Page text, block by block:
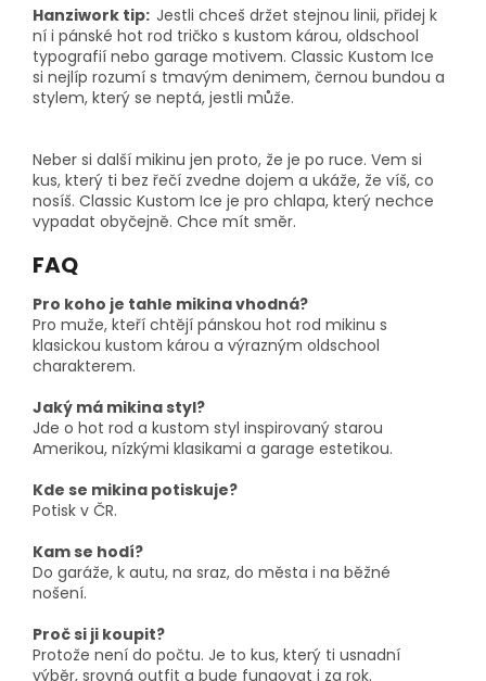
Hanziwork tip: Jestli chceš držet stejnou linii, přidej k
ní i pánské hot rod tričko s kustom károu, oldschool
typografií nebo garage motivem. Classic Kustom Ice
si nejlíp rozumí s tmavým denimem, černou bundou a
stylem, který se neptá, jestli může.
Neber si další mikinu jen proto, že je po ruce. Vem si
kus, který ti bez řečí zvedne dojem a ukáže, že víš, co
nosíš. Classic Kustom Ice je pro chlapa, který nechce
vypadat obyčejně. Chce mít směr.
FAQ
Pro koho je tahle mikina vhodná?
Pro muže, kteří chtějí pánskou hot rod mikinu s
klasickou kustom károu a výrazným oldschool
charakterem.
Jaký má mikina styl?
Jde o hot rod a kustom styl inspirovaný starou
Amerikou, nízkými klasikami a garage estetikou.
Kde se mikina potiskuje?
Potisk v ČR.
Kam se hodí?
Do garáže, k autu, na sraz, do města i na běžné
nošení.
Proč si ji koupit?
Protože není do počtu. Je to kus, který ti usnadní
výběr, srovná outfit a bude fungovat i za rok.